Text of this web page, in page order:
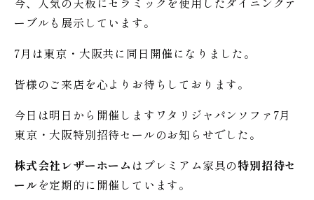
ーブルも展示しています。
7月は東京・大阪共に同日開催になりました。
皆様のご来店を心よりお待ちしております。
今日は明日から開催しますワタリジャパンソファ7月
東京・大阪特別招待セールのお知らせでした。
株式会社レザーホーム はプレミアム家具の特別招待セ
ールを定期的に開催しています。